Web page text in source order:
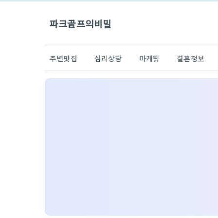
파크골프의비밀
주변맛집 심리상담 마케팅 결혼정보